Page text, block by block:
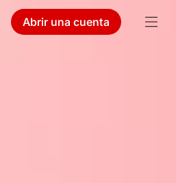
Abrir una cuenta